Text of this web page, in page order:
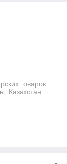
товаров
Казахстан